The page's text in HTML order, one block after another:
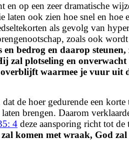
op een zeer dramatische
ook zien hoe snel en hoe
als gevolg van
zoals ook wordt
bedrog en daarop steunen,
zal plotseling en onverwacht
waarmee je vuur uit
de hoer gedurende een
brengen. Daarom
4 deze aansporing richt tot de
komen met wraak, God